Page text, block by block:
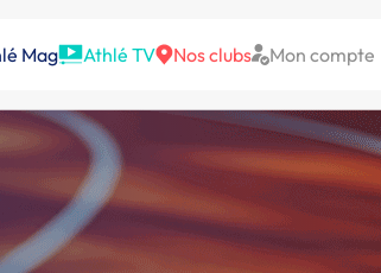
Mag Athlé TV Nos clubs Mon compte